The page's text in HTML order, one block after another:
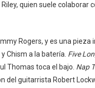
quien suele colaborar
Rogers, y es una pieza
Chism a la batería. Five
Thomas toca el bajo. Nap
del guitarrista Robert